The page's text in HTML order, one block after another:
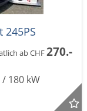
245PS
ab CHF270.-
/ 180 kW